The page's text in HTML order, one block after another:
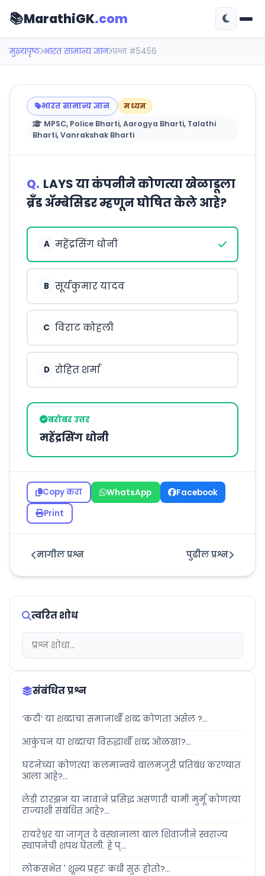
📚MarathiGK.com
मुख्यपृष्ठ भारत सामान्य ज्ञान प्रश्न #5456
भारत सामान्य ज्ञान
मध्यम
MPSC, Police Bharti, Aarogya Bharti, Talathi
Bharti, Vanrakshak Bharti
Q. LAYS या कंपनीने कोणत्या खेळाडूला
ब्रँड ॲम्बेसिडर म्हणून घोषित केले आहे?
A महेंद्रसिंग धोनी
B सूर्यकुमार यादव
C विराट कोहली
D रोहित शर्मा
बरोबर उत्तर
महेंद्रसिंग धोनी
Copy करा WhatsApp
Facebook
Print
मागील प्रश्न पुढील प्रश्न
त्वरित शोध
संबंधित प्रश्न
‘कटी’ या शब्दाचा समानार्थी शब्द कोणता असेल ?...
आकुंचन या शब्दाचा विरुद्धार्थी शब्द ओळखा?...
घटनेच्या कोणत्या कलमान्वये बालमजुरी प्रतिबंध करण्यात
आला आहे?...
लेडी टारझन या नावाने प्रसिद्ध असणारी चामी मुर्मू कोणत्या
राज्याशी संबंधित आहे?...
रायरेश्वर या जागृत दे वस्थानाला बाल शिवाजीने स्वराज्य
स्थापनेची शपथ घेतली. हे प्...
लोकसभेत ' शून्य प्रहर' कधी सुरू होतो?...